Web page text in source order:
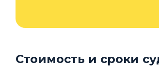
Стоимость и сроки